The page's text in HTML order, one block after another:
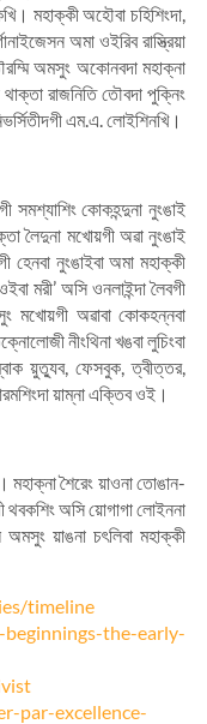
মহাক্কী অহৌবা চহিশিংদা,
অমা ওইরিব রাস্ত্রিয়া
অমসুং অকোনবদা মহাক্না
থাক্তা রাজনিতি তৌবদা পুক্নিং
এম.এ. লোইশিনখি।
সমশ্যাশিং কোকহন্দুনা নুংঙাই
লৈদুনা মখোয়গী অৱা নুংঙাই
হেনবা নুংঙাইবা অমা মহাক্কী
মরী’ অসি ওনলাইন্দা লৈবগী
মখোয়গী অৱাবা কোকহন্নবা
নীংথিনা খঙবা লুচিংবা
য়ুত্যুব, ফেসবুক, ত্বীত্তর,
য়াম্না এক্তিব ওই।
মহাক্না শৈরেং য়াওনা তোঙান-
থবকশিং অসি য়োগাগা লোইননা
য়াঙনা চৎলিবা মহাক্কী
timeline
the-early-
par-excellence-